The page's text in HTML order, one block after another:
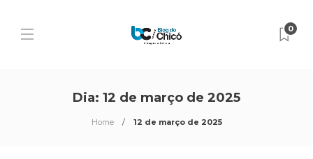
0
Dia: 12 de março de 2025
Home 12 de março de 2025